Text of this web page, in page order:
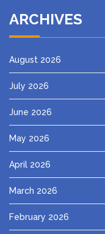
ARCHIVES
August 2026
July 2026
June 2026
May 2026
April 2026
March 2026
February 2026